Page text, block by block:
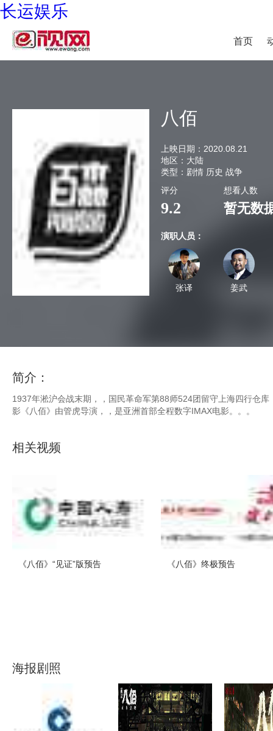
长运娱乐
首页
八佰
上映日期： 2020.08.21
地区： 大陆
类型： 剧情 历史 战争
评分
9.2
想看人数
暂无数
演职人员：
张译 姜武
简介：
1937年淞沪会战末期，，国民革命军第88师524团留守上海四行仓库，，
影《八佰》由管虎导演，，是亚洲首部全程数字IMAX电影。。。
相关视频
《八佰》“见证”版预告 《八佰》终极预告
海报剧照